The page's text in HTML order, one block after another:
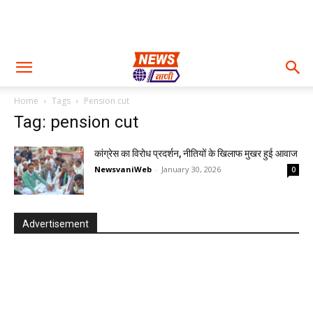
Home Tags Pension cut
Tag: pension cut
कांग्रेस का विरोध प्रदर्शन, नीतियों के खिलाफ मुखर हुई आवाज
NewsvaniWeb - January 30, 2026 0
Advertisement